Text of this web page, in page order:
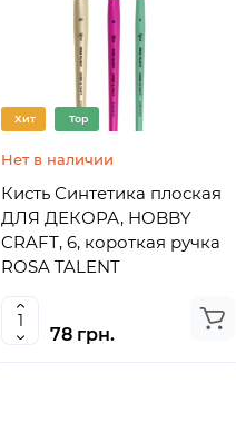
Хит Top
Нет в наличии
Кисть Синтетика плоская
ДЛЯ ДЕКОРА, HOBBY
CRAFT, 6, короткая ручка
ROSA TALENT
78 грн.